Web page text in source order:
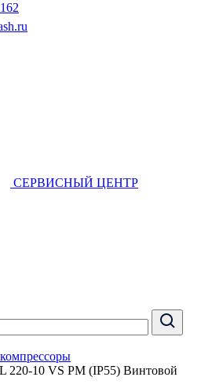
СЕРВИСНЫЙ ЦЕНТР
220-10 VS PM (IP55) Винтовой